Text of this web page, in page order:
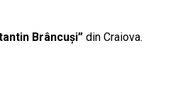
Brâncuși” din Craiova.